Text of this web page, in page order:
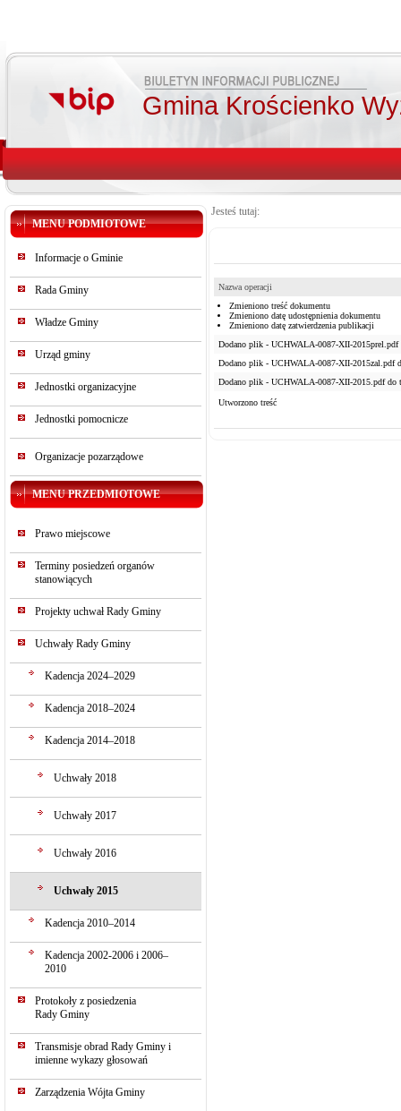
Gmina Krościenko
MENU PODMIOTOWE
Informacje o Gminie
Rada Gminy
Władze Gminy
Urząd gminy
Jednostki organizacyjne
Jednostki pomocnicze
Organizacje pozarządowe
MENU PRZEDMIOTOWE
Prawo miejscowe
Terminy posiedzeń organów
stanowiących
Projekty uchwał Rady Gminy
Uchwały Rady Gminy
Kadencja 2024–2029
Kadencja 2018–2024
Kadencja 2014–2018
Uchwały 2018
Uchwały 2017
Uchwały 2016
Uchwały 2015
Kadencja 2010–2014
Kadencja 2002-2006 i 2006–
2010
Protokoły z posiedzenia
Rady Gminy
Transmisje obrad Rady Gminy i
imienne wykazy głosowań
Zarządzenia Wójta Gminy
Jesteś tutaj:
Nazwa operacji
Zmieniono treść dokumentu
Zmieniono datę udostępnienia dokumentu
Zmieniono datę zatwierdzenia publikacji
Dodano plik - UCHWALA-0087-XII-2015prel.pdf
Dodano plik - UCHWALA-0087-XII-2015zal.pdf
Dodano plik - UCHWALA-0087-XII-2015.pdf do
Utworzono treść